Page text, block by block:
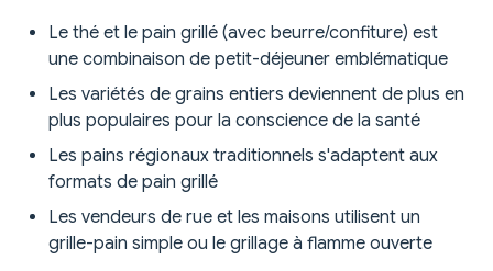
Le thé et le pain grillé (avec beurre/confiture) est
une combinaison de petit-déjeuner emblématique
Les variétés de grains entiers deviennent de plus en
plus populaires pour la conscience de la santé
Les pains régionaux traditionnels s'adaptent aux
formats de pain grillé
Les vendeurs de rue et les maisons utilisent un
grille-pain simple ou le grillage à flamme ouverte